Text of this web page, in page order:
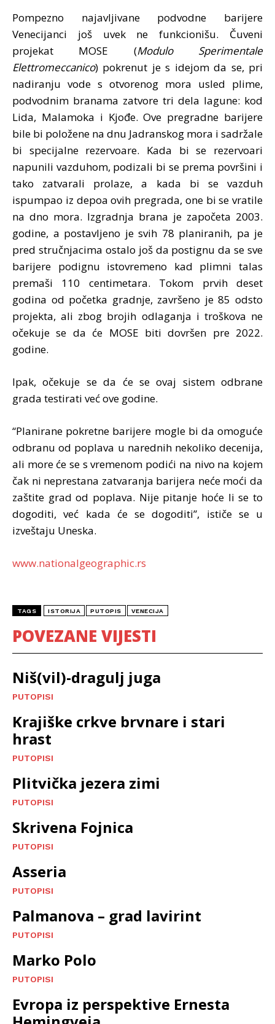
Pompezno najavljivane podvodne barijere
Venecijanci još uvek ne funkcionišu. Čuveni
projekat MOSE (Modulo Sperimentale
Elettromeccanico) pokrenut je s idejom da se, pri
nadiranju vode s otvorenog mora usled plime,
podvodnim branama zatvore tri dela lagune: kod
Lida, Malamoka i Kjođe. Ove pregradne barijere
bile bi položene na dnu Jadranskog mora i sadržale
bi specijalne rezervoare. Kada bi se rezervoari
napunili vazduhom, podizali bi se prema površini i
tako zatvarali prolaze, a kada bi se vazduh
ispumpao iz depoa ovih pregrada, one bi se vratile
na dno mora. Izgradnja brana je započeta 2003.
godine, a postavljeno je svih 78 planiranih, pa je
pred stručnjacima ostalo još da postignu da se sve
barijere podignu istovremeno kad plimni talas
premaši 110 centimetara. Tokom prvih deset
godina od početka gradnje, završeno je 85 odsto
projekta, ali zbog brojih odlaganja i troškova ne
očekuje se da će MOSE biti dovršen pre 2022.
godine.
Ipak, očekuje se da će se ovaj sistem odbrane
grada testirati već ove godine.
“Planirane pokretne barijere mogle bi da omoguće
odbranu od poplava u narednih nekoliko decenija,
ali more će se s vremenom podići na nivo na kojem
čak ni neprestana zatvaranja barijera neće moći da
zaštite grad od poplava. Nije pitanje hoće li se to
dogoditi, već kada će se dogoditi”, ističe se u
izveštaju Uneska.
www.nationalgeographic.rs
TAGS ISTORIJA PUTOPIS VENECIJA
POVEZANE VIJESTI
Niš(vil)-dragulj juga
PUTOPISI
Krajiške crkve brvnare i stari
hrast
PUTOPISI
Plitvička jezera zimi
PUTOPISI
Skrivena Fojnica
PUTOPISI
Asseria
PUTOPISI
Palmanova – grad lavirint
PUTOPISI
Marko Polo
PUTOPISI
Evropa iz perspektive Ernesta